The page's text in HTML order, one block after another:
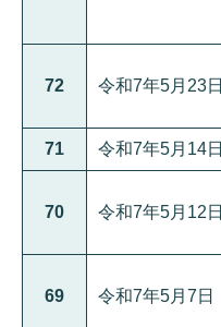
72 令和7年5月23日
71 令和7年5月14日
70 令和7年5月12日
69 令和7年5月7日